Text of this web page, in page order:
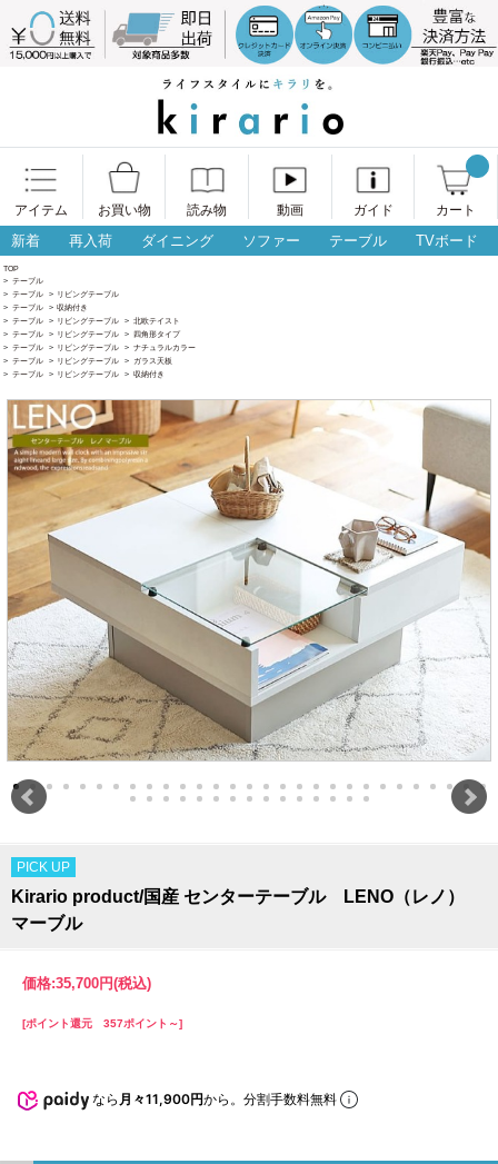
アイテム お買い物 読み物 動画 ガイド カート
新着 再入荷 ダイニング ソファー テーブル TVボード
TOP
> テーブル
> テーブル > リビングテーブル
> テーブル > 収納付き
> テーブル > リビングテーブル > 北欧テイスト
> テーブル > リビングテーブル > 四角形タイプ
> テーブル > リビングテーブル > ナチュラルカラー
> テーブル > リビングテーブル > ガラス天板
> テーブル > リビングテーブル > 収納付き
PICK UP
Kirario product/国産 センターテーブル LENO（レノ）
マーブル
価格:35,700円(税込)
[ポイント還元 357ポイント～]
なら 月々11,900円から。分割手数料無料